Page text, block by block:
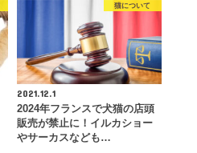
猫について
2021.12.1
2024年フランスで犬猫の店頭
販売が禁止に！イルカショー
やサーカスなども…